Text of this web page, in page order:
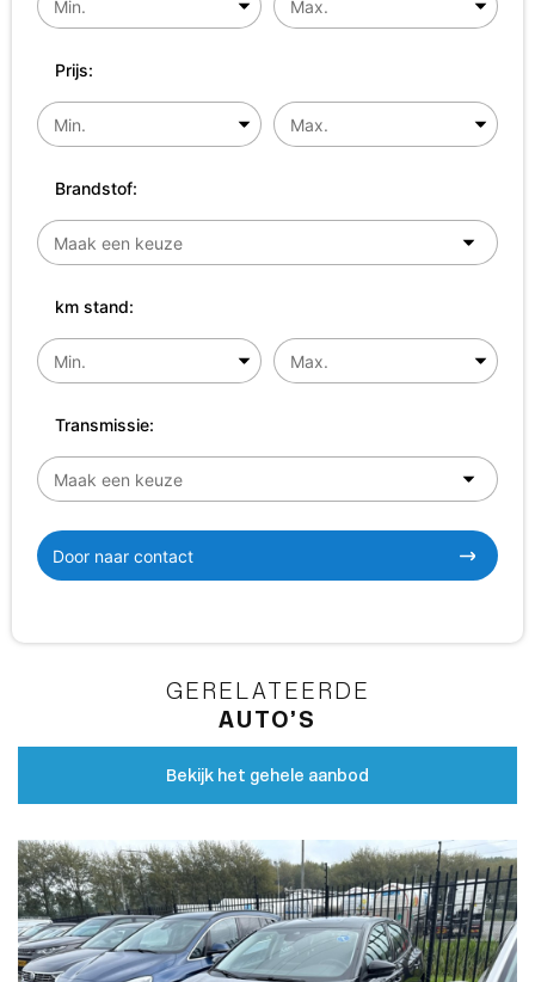
Prijs:
Brandstof:
km stand:
Transmissie:
Door naar contact
GERELATEERDE
AUTO’S
Bekijk het gehele aanbod